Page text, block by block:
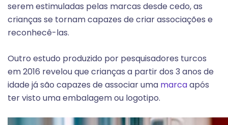
serem estimuladas pelas marcas desde cedo, as
crianças se tornam capazes de criar associações e
reconhecê-las.
Outro estudo produzido por pesquisadores turcos
em 2016 revelou que crianças a partir dos 3 anos de
idade já são capazes de associar uma marcaapós
ter visto uma embalagem ou logotipo.